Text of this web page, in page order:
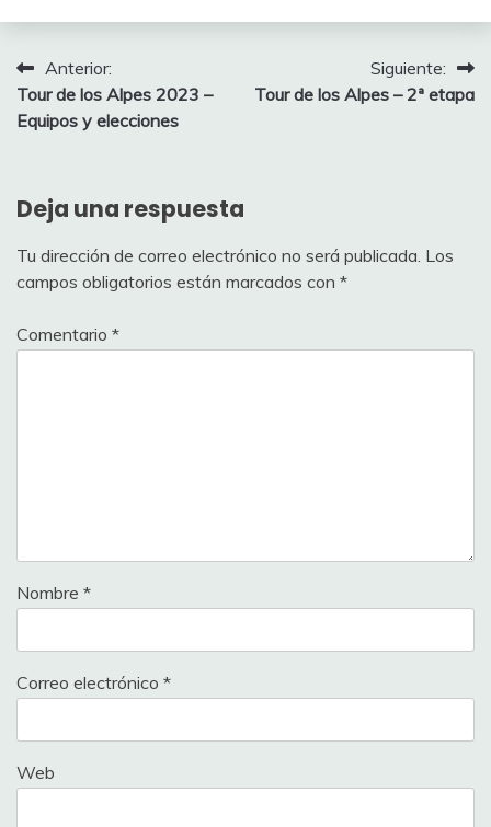
Navegación
de
Anterior:
Tour de los Alpes 2023 –
Equipos y elecciones
Siguiente:
Tour de los Alpes – 2ª etapa
Deja una respuesta
Tu dirección de correo electrónico no será publicada. Los
campos obligatorios están marcados con *
Comentario *
Nombre *
Correo electrónico *
Web